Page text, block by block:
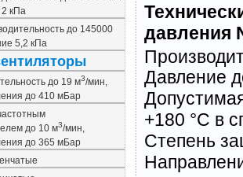
давления
Давление
+180 °C в
Степень
2 кПа
до 145000
5,2 кПа
до 19 м3/мин,
до 410 мБар
до 10 м3/мин,
до 365 мБар